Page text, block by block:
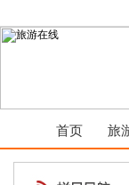
首页 旅